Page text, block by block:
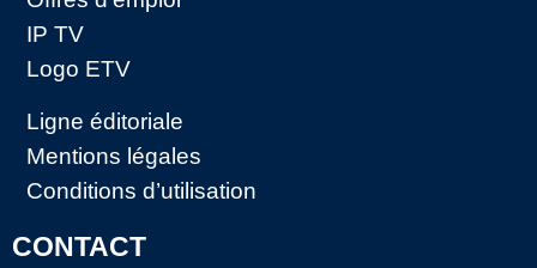
IP TV
Logo ETV
Ligne éditoriale
Mentions légales
Conditions d’utilisation
CONTACT